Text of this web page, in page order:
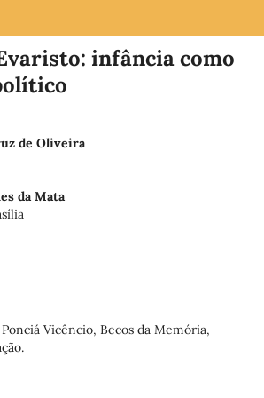
infância como
de Oliveira
da Mata
Vicêncio, Becos da Memória,